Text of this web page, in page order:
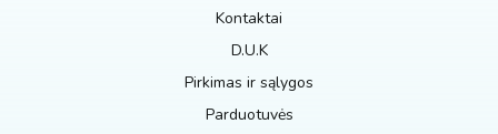
Kontaktai
D.U.K
Pirkimas ir sąlygos
Parduotuvės